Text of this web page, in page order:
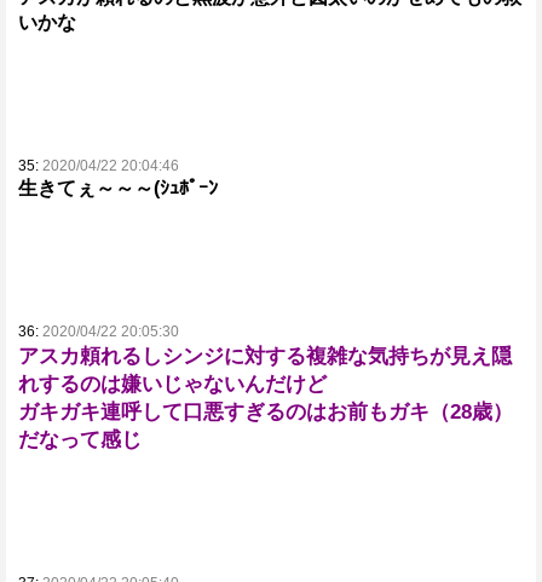
いかな
35: 2020/04/22 20:04:46
生きてぇ～～～(ｼｭﾎﾟｰﾝ
36: 2020/04/22 20:05:30
アスカ頼れるしシンジに対する複雑な気持ちが見え隠
れするのは嫌いじゃないんだけど
ガキガキ連呼して口悪すぎるのはお前もガキ（28歳）
だなって感じ